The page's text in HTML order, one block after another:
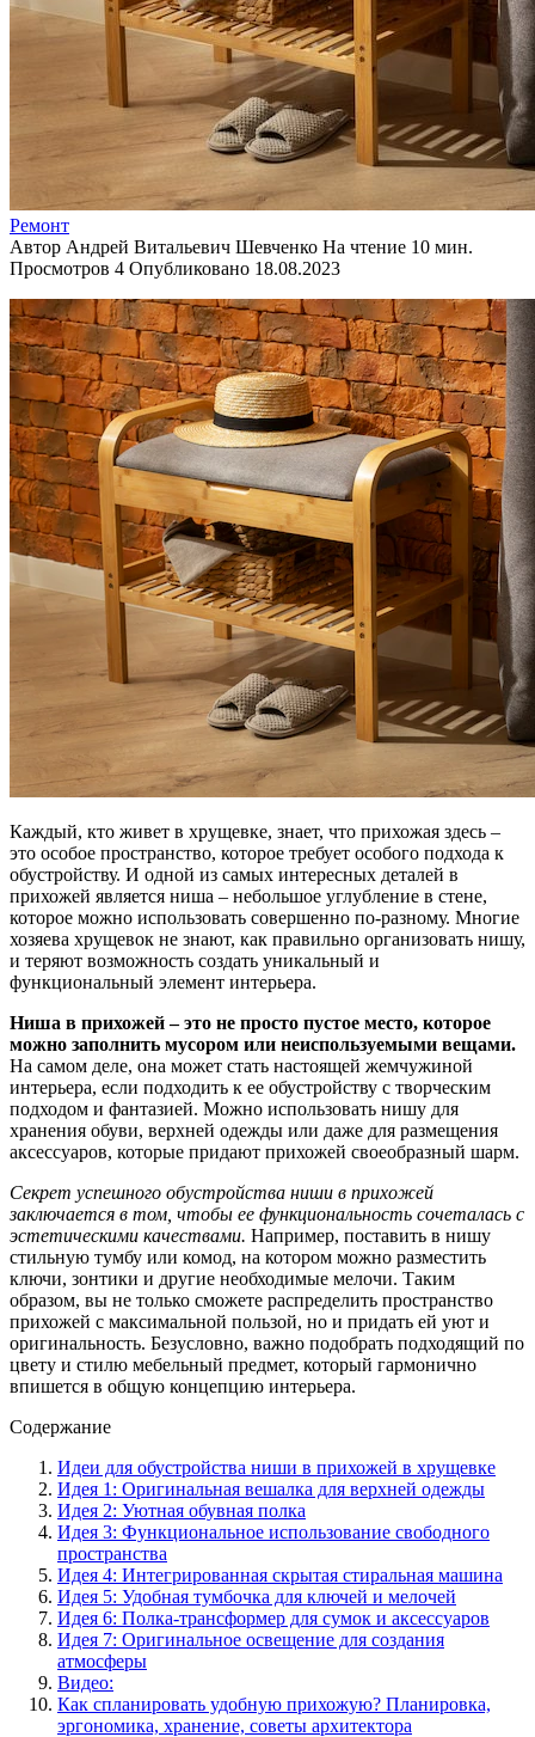
Ремонт
Автор Андрей Витальевич Шевченко На чтение 10 мин.
Просмотров 4 Опубликовано 18.08.2023
Каждый, кто живет в хрущевке, знает, что прихожая здесь –
это особое пространство, которое требует особого подхода к
обустройству. И одной из самых интересных деталей в
прихожей является ниша – небольшое углубление в стене,
которое можно использовать совершенно по-разному. Многие
хозяева хрущевок не знают, как правильно организовать нишу,
и теряют возможность создать уникальный и
функциональный элемент интерьера.
Ниша в прихожей – это не просто пустое место, которое
можно заполнить мусором или неиспользуемыми вещами.
На самом деле, она может стать настоящей жемчужиной
интерьера, если подходить к ее обустройству с творческим
подходом и фантазией. Можно использовать нишу для
хранения обуви, верхней одежды или даже для размещения
аксессуаров, которые придают прихожей своеобразный шарм.
Секрет успешного обустройства ниши в прихожей
заключается в том, чтобы ее функциональность сочеталась с
эстетическими качествами. Например, поставить в нишу
стильную тумбу или комод, на котором можно разместить
ключи, зонтики и другие необходимые мелочи. Таким
образом, вы не только сможете распределить пространство
прихожей с максимальной пользой, но и придать ей уют и
оригинальность. Безусловно, важно подобрать подходящий по
цвету и стилю мебельный предмет, который гармонично
впишется в общую концепцию интерьера.
Содержание
Идеи для обустройства ниши в прихожей в хрущевке
Идея 1: Оригинальная вешалка для верхней одежды
Идея 2: Уютная обувная полка
Идея 3: Функциональное использование свободного
пространства
Идея 4: Интегрированная скрытая стиральная машина
Идея 5: Удобная тумбочка для ключей и мелочей
Идея 6: Полка-трансформер для сумок и аксессуаров
Идея 7: Оригинальное освещение для создания
атмосферы
Видео:
Как спланировать удобную прихожую? Планировка,
эргономика, хранение, советы архитектора